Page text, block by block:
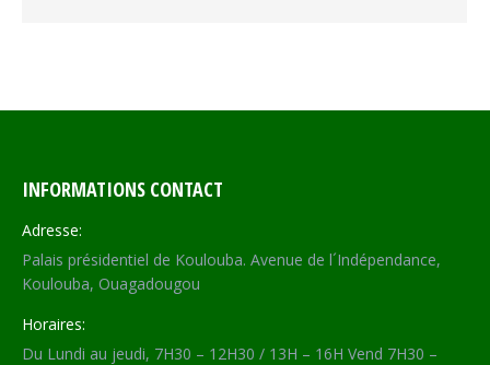
INFORMATIONS CONTACT
Adresse:
Palais présidentiel de Koulouba. Avenue de l´Indépendance,
Koulouba, Ouagadougou
Horaires:
Du Lundi au jeudi, 7H30 – 12H30 / 13H – 16H Vend 7H30 –